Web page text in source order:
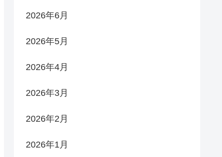
2026年6月
2026年5月
2026年4月
2026年3月
2026年2月
2026年1月